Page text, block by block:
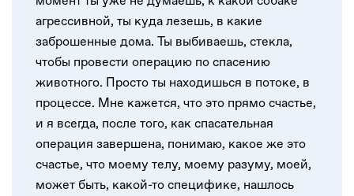
агрессивной, ты куда лезешь, в какие
заброшенные дома. Ты выбиваешь, стекла,
чтобы провести операцию по спасению
животного. Просто ты находишься в потоке, в
процессе. Мне кажется, что это прямо счастье,
и я всегда, после того, как спасательная
операция завершена, понимаю, какое же это
счастье, что моему телу, моему разуму, моей,
может быть, какой-то специфике, нашлось